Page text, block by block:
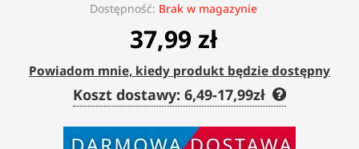
Dostępność: Brak w magazynie
37,99 zł
Powiadom mnie, kiedy produkt będzie dostępny
Koszt dostawy: 6,49-17,99zł